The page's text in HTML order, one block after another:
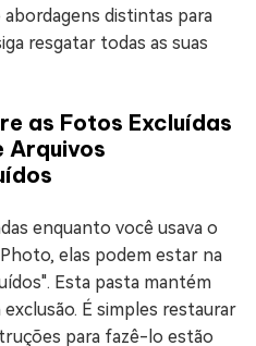
distintas para
resgatar todas as suas
as Fotos Excluídas
Arquivos
enquanto você usava o
elas podem estar na
Esta pasta mantém
É simples restaurar
para fazê-lo estão